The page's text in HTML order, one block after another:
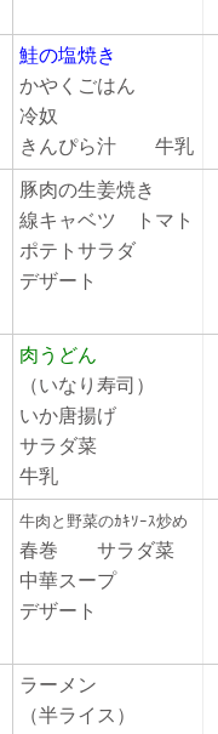
鮭の塩焼き
かやくごはん
冷奴
きんぴら汁牛乳
豚肉の生姜焼き
線キャベツ トマト
ポテトサラダ
デザート
肉うどん
（いなり寿司）
いか唐揚げ
サラダ菜
牛乳
牛肉と野菜のｶｷｿｰｽ炒め
春巻 サラダ菜
中華スープ
デザート
ラーメン
（半ライス）